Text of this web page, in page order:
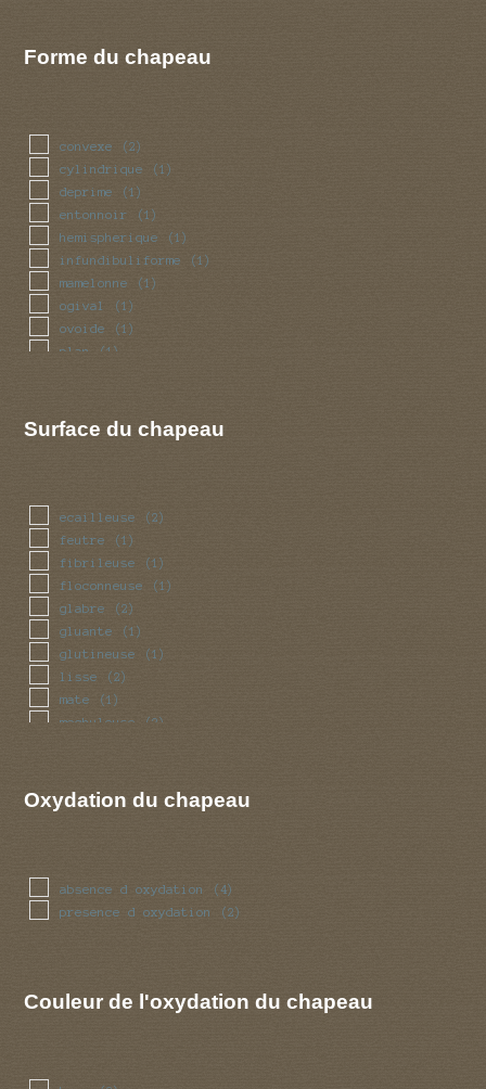
Forme du chapeau
convexe (2)
cylindrique (1)
deprime (1)
entonnoir (1)
hemispherique (1)
infundibuliforme (1)
mamelonne (1)
ogival (1)
ovoide (1)
plan (1)
Surface du chapeau
ecailleuse (2)
feutre (1)
fibrileuse (1)
floconneuse (1)
glabre (2)
gluante (1)
glutineuse (1)
lisse (2)
mate (1)
mechuleuse (2)
Oxydation du chapeau
absence d oxydation (4)
presence d oxydation (2)
Couleur de l'oxydation du chapeau